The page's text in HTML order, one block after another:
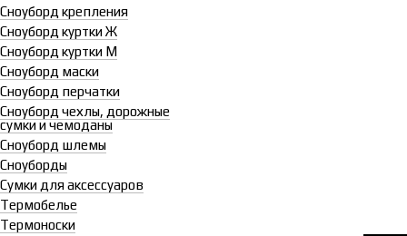
Сноуборд крепления
Сноуборд куртки Ж
Сноуборд куртки М
Сноуборд маски
Сноуборд перчатки
Сноуборд чехлы, дорожные
сумки и чемоданы
Сноуборд шлемы
Сноуборды
Сумки для аксессуаров
Термобелье
Термоноски